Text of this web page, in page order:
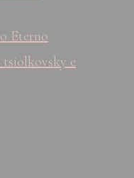
Eterno
tsiolkovsky e